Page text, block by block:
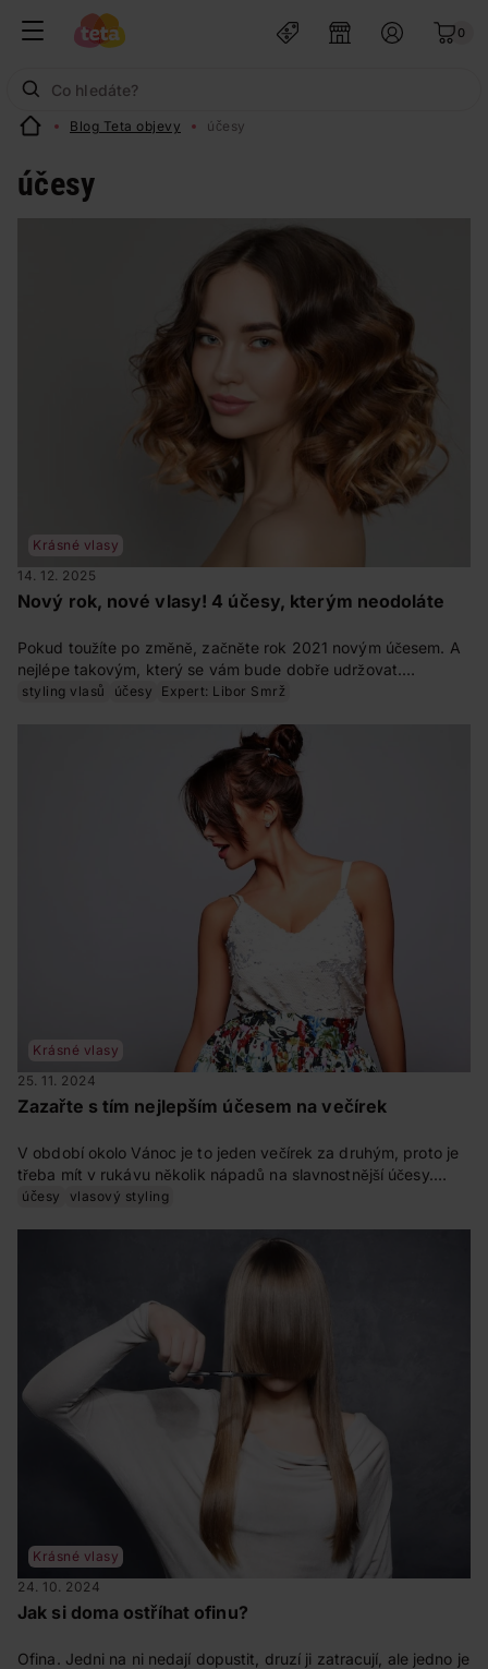
0
Blog Teta objevy účesy
účesy
Krásné vlasy
14. 12. 2025
Nový rok, nové vlasy! 4 účesy, kterým neodoláte
Pokud toužíte po změně, začněte rok 2021 novým účesem. A
nejlépe takovým, který se vám bude dobře udržovat.
Přinášíme vám inspiraci na čtyři střihy, které jsou trendy a
styling vlasů účesy Expert: Libor Smrž
Krásné vlasy
25. 11. 2024
Zazařte s tím nejlepším účesem na večírek
V období okolo Vánoc je to jeden večírek za druhým, proto je
třeba mít v rukávu několik nápadů na slavnostnější účesy.
Možností je nespočet a kreativitě se meze nekladou. Ovšem
bude zvolený účes ladit ke střihu topu, který obléknete.
účesy vlasový styling
Krásné vlasy
24. 10. 2024
Jak si doma ostříhat ofinu?
Ofina. Jedni na ni nedají dopustit, druzí ji zatracují, ale jedno je